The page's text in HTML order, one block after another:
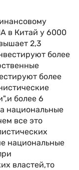
в Китай у 6000
2,3
более
более
более 6
национальные
все это
национальные
властей,то